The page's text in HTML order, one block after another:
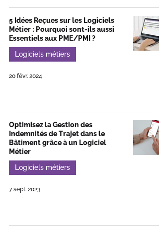
5 Idées Reçues sur les Logiciels
Métier : Pourquoi sont-ils aussi
Essentiels aux PME/PMI ?
Logiciels métiers
20 févr. 2024
Optimisez la Gestion des
Indemnités de Trajet dans le
Bâtiment grâce à un Logiciel
Métier
Logiciels métiers
7 sept. 2023